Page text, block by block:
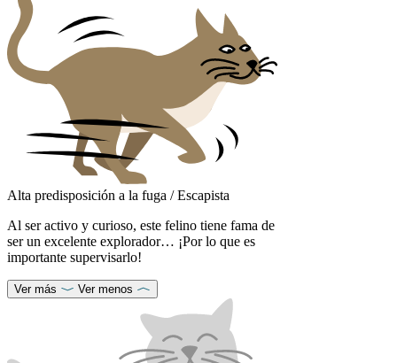
Alta predisposición a la fuga / Escapista
Al ser activo y curioso, este felino tiene fama de
ser un excelente explorador… ¡Por lo que es
importante supervisarlo!
Ver más Ver menos